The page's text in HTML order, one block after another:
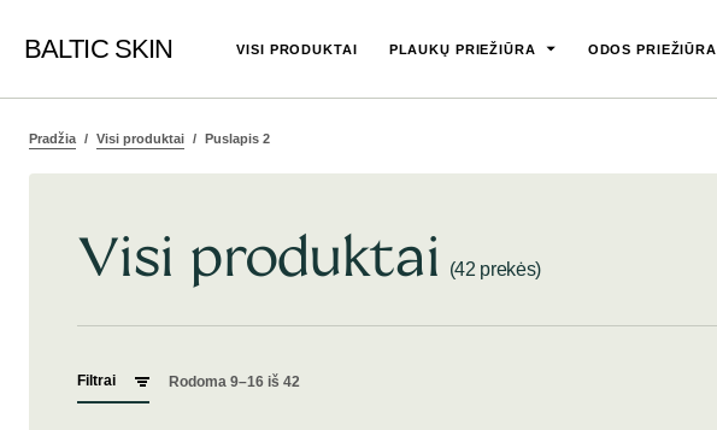
BALTIC SKIN VISI PRODUKTAI PLAUKŲ PRIEŽIŪRA ODOS PRIEŽIŪRA
Pradžia Visi produktai Puslapis 2
Visi produktai (42 prekės)
Filtrai Rodoma 9–16 iš 42